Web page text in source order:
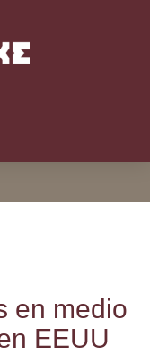
en medio
EEUU